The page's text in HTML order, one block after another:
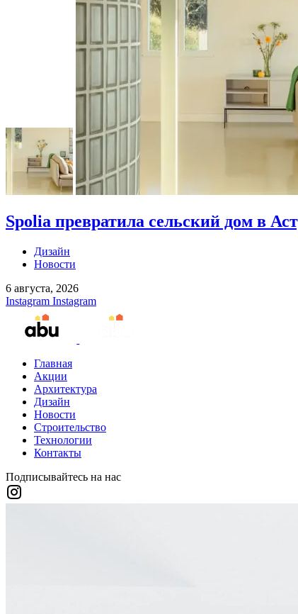
Spolia превратила сельский дом в
Дизайн
Новости
6 августа, 2026
Instagram Instagram
Главная
Акции
Архитектура
Дизайн
Новости
Строительство
Технологии
Контакты
Подписывайтесь на нас